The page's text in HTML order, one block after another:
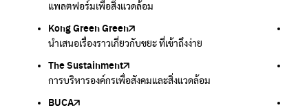
แพลตฟอร์มเพื่อสิ่งแวดล้อม
Kong Green Green
นำเสนอเรื่องราวเกี่ยวกับขยะ ที่เข้าถึงง่าย
The Sustainment
การบริหารองค์กรเพื่อสังคมและสิ่งแวดล้อม
BUCA
แพลตฟอร์มการจัดการพลาสติกชีวภาพหลังการกินดื่ม
ECOLIFE
แพลตฟอร์มเพื่อสิ่งแวดล้อม
มือวิเศษกรุงเทพ
บริจาคขยะไปอัพไซเคิลเป็นชุดพนักงานกวาดถนน
โครงการ 35 ชั่วโมงการเรียนรู้ธรรมชาติผ่านการเล่น